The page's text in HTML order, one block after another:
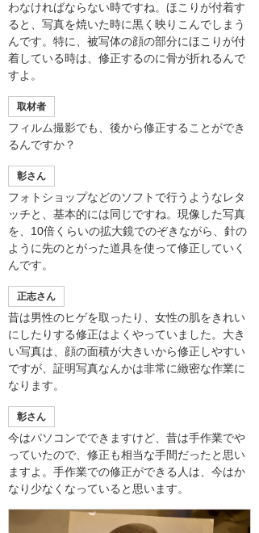
わなければならない時ですね。ほこりが付着す
ると、写真を焼いた時に黒く映りこんでしまう
んです。特に、被写体の顔の部分にほこりが付
着している時は、修正するのに骨が折れるんで
すよ。
取材者
フィルム撮影でも、後から修正することができ
るんですか？
彰さん
フォトショップなどのソフトで行うようなレタ
ッチと、基本的には同じですね。現像した写真
を、10倍くらいの拡大鏡でのぞきながら、針の
ように先のとがった道具を使って修正していく
んです。
正志さん
昔は男性のヒゲを取ったり、女性の肌をきれい
にしたりする修正はよくやっていました。大き
い写真は、顔の面積が大きいから修正しやすい
ですが、証明写真なんかは非常に緻密な作業に
なります。
彰さん
今はパソコンでできますけど、昔は手作業でや
っていたので、修正も相当な手間だったと思い
ますよ。手作業での修正ができる人は、今はか
なり少なくなっていると思います。